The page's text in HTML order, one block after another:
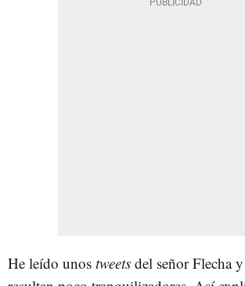
He leído unos tweets del señor Flecha